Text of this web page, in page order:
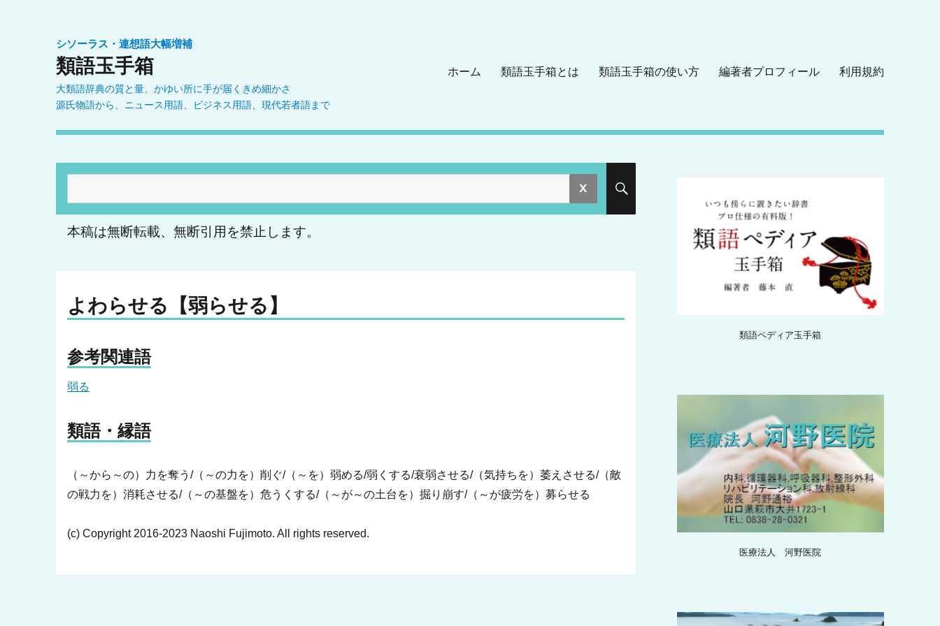
シソーラス・連想語大幅増補
類語玉手箱
大類語辞典の質と量、かゆい所に手が届くきめ細かさ
源氏物語から、ニュース用語、ビジネス用語、現代若者語まで
ホーム 類語玉手箱とは 類語玉手箱の使い方 編著者プロフィール 利用規約
索:
本稿は無断転載、無断引用を禁止します。
よわらせる【弱らせる】
参考関連語
弱る
類語・縁語
（～から～の）力を奪う/（～の力を）削ぐ/（～を）弱める/弱くする/衰弱させる/（気持ちを）萎えさせる/（敵
の戦力を）消耗させる/（～の基盤を）危うくする/（～が～の土台を）掘り崩す/（～が疲労を）募らせる
(c) Copyright 2016-2023 Naoshi Fujimoto. All rights reserved.
類語ペディア玉手箱
医療法人 河野医院